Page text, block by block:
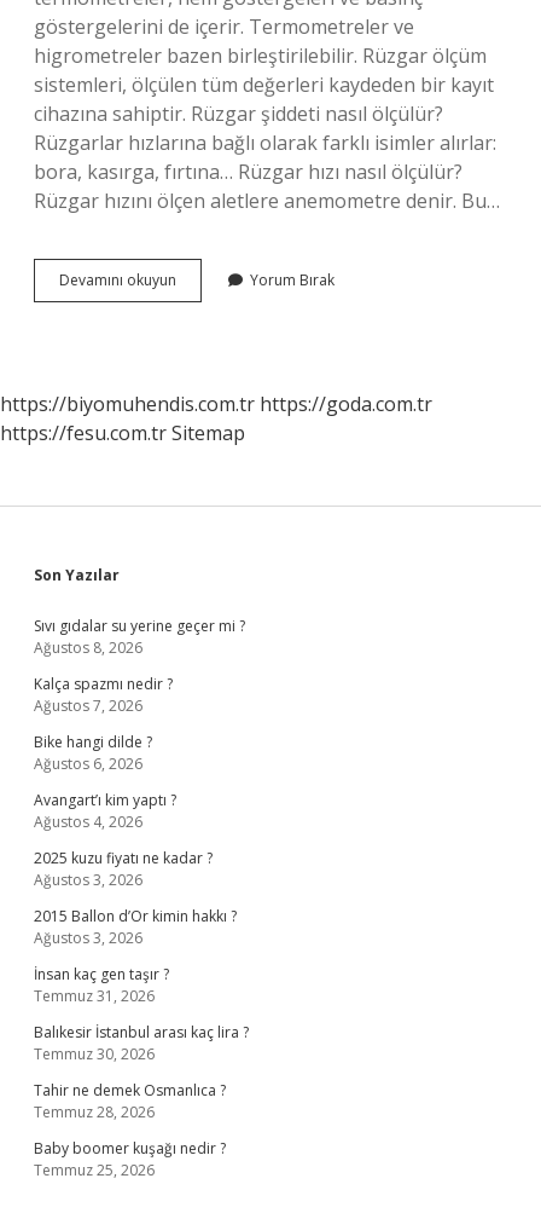
göstergelerini de içerir. Termometreler ve
higrometreler bazen birleştirilebilir. Rüzgar ölçüm
sistemleri, ölçülen tüm değerleri kaydeden bir kayıt
cihazına sahiptir. Rüzgar şiddeti nasıl ölçülür?
Rüzgarlar hızlarına bağlı olarak farklı isimler alırlar:
bora, kasırga, fırtına… Rüzgar hızı nasıl ölçülür?
Rüzgar hızını ölçen aletlere anemometre denir. Bu…
Devamını okuyun
Kuvveti
Yorum Bırak
https://biyomuhendis.com.tr https://goda.com.tr
https://fesu.com.trSitemap
Sidebar
Son Yazılar
Sıvı gıdalar su yerine geçer mi ?
Ağustos 8, 2026
Kalça spazmı nedir ?
Ağustos 7, 2026
Bike hangi dilde ?
Ağustos 6, 2026
Avangart’ı kim yaptı ?
Ağustos 4, 2026
2025 kuzu fiyatı ne kadar ?
Ağustos 3, 2026
2015 Ballon d’Or kimin hakkı ?
Ağustos 3, 2026
İnsan kaç gen taşır ?
Temmuz 31, 2026
Balıkesir İstanbul arası kaç lira ?
Temmuz 30, 2026
Tahir ne demek Osmanlıca ?
Temmuz 28, 2026
Baby boomer kuşağı nedir ?
Temmuz 25, 2026